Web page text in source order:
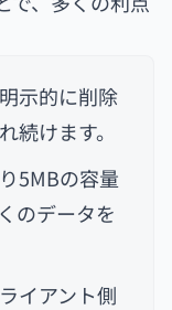
示的に削除
続けます。
5MBの容量
のデータを
イアント側